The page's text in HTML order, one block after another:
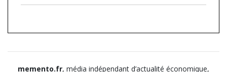
memento.fr, média indépendant d’actualité économique,